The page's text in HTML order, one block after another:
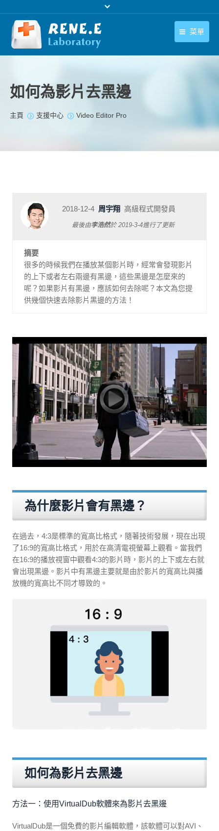
菜單
下載中心
如何為影片去黑邊
您在此处：
主頁 支援中心 Video Editor Pro
2018-12-4 周宇翔 高級程式開發員
最後由李浩然於2019-3-4進行了更新
摘要
很多的時候我們在播放某個影片時，經常會發現影片
的上下或者左右兩邊有黑邊，這些黑邊是怎麼來的
呢？如果影片有黑邊，應該如何去除呢？本文為您提
供幾個快速去除影片黑邊的方法！
為什麼影片會有黑邊？
在過去，4:3是標準的寬高比格式，隨著技術發展，現在出現
了16:9的寬高比格式，用於在高清電視螢幕上觀看。當我們
在16:9的播放視窗中觀看4:3的影片時，影片的上下或左右就
會出現黑邊。影片中有黑邊主要就是由於影片的寬高比與播
放機的寬高比不同才導致的。
如何為影片去黑邊
方法一：使用VirtualDub軟體來為影片去黑邊
VirtualDub是一個免費的影片編輯軟體，該軟體可以對AVI、